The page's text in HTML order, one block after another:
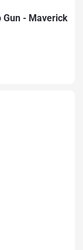
Gun - Maverick